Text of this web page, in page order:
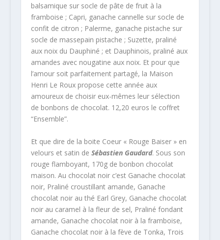
balsamique sur socle de pâte de fruit à la
framboise ; Capri, ganache cannelle sur socle de
confit de citron ; Palerme, ganache pistache sur
socle de massepain pistache ; Suzette, praliné
aux noix du Dauphiné ; et Dauphinois, praliné aux
amandes avec nougatine aux noix. Et pour que
l’amour soit parfaitement partagé, la Maison
Henri Le Roux propose cette année aux
amoureux de choisir eux-mêmes leur sélection
de bonbons de chocolat. 12,20 euros le coffret
“Ensemble”.
Et que dire de la boite Coeur « Rouge Baiser » en
velours et satin de Sébastien Gaudard. Sous son
rouge flamboyant, 170g de bonbon chocolat
maison. Au chocolat noir c’est Ganache chocolat
noir, Praliné croustillant amande, Ganache
chocolat noir au thé Earl Grey, Ganache chocolat
noir au caramel à la fleur de sel, Praliné fondant
amande, Ganache chocolat noir à la framboise,
Ganache chocolat noir à la fève de Tonka, Trois